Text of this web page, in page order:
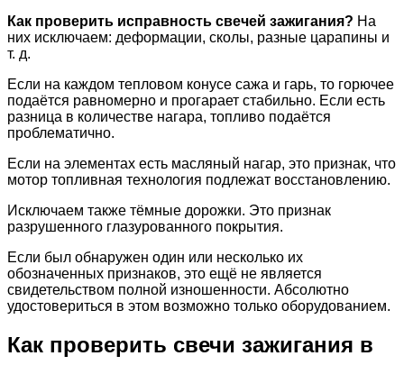
Как проверить исправность свечей зажигания? На
них исключаем: деформации, сколы, разные царапины и
т. д.
Если на каждом тепловом конусе сажа и гарь, то горючее
подаётся равномерно и прогарает стабильно. Если есть
разница в количестве нагара, топливо подаётся
проблематично.
Если на элементах есть масляный нагар, это признак, что
мотор топливная технология подлежат восстановлению.
Исключаем также тёмные дорожки. Это признак
разрушенного глазурованного покрытия.
Если был обнаружен один или несколько их
обозначенных признаков, это ещё не является
свидетельством полной изношенности. Абсолютно
удостовериться в этом возможно только оборудованием.
Как проверить свечи зажигания в